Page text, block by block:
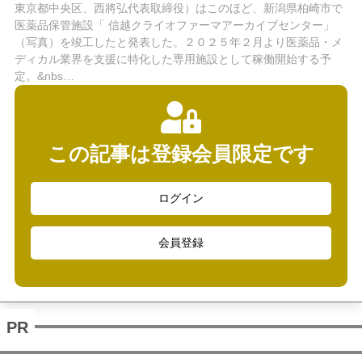
東京都中央区、西將弘代表取締役）はこのほど、新潟県柏崎市で
医薬品保管施設「 信越クライオファーマアーカイブセンター」
（写真）を竣工したと発表した。２０２５年２月より医薬品・メ
ディカル業界を支援に特化した専用施設として稼働開始する予
定。&nbs…
この記事は登録会員限定です
ログイン
会員登録